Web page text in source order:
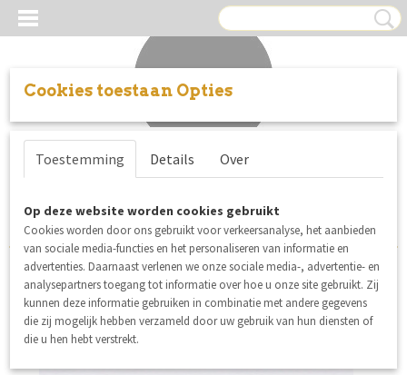
Inloggen Registreren
nieuw
Cookies toestaan Opties
Toestemming Details Over
Op deze website worden cookies gebruikt
Cookies worden door ons gebruikt voor verkeersanalyse, het aanbieden
van sociale media-functies en het personaliseren van informatie en
advertenties. Daarnaast verlenen we onze sociale media-, advertentie- en
analysepartners toegang tot informatie over hoe u onze site gebruikt. Zij
kunnen deze informatie gebruiken in combinatie met andere gegevens
die zij mogelijk hebben verzameld door uw gebruik van hun diensten of
die u hen hebt verstrekt.